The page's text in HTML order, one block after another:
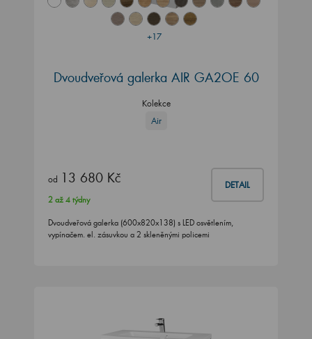
+17
Dvoudveřová galerka AIR GA2OE 60
Kolekce
Air
od 13 680 Kč DETAIL
2 až 4 týdny
Dvoudveřová galerka (600x820x138) s LED osvětlením,
vypínačem. el. zásuvkou a 2 skleněnými policemi